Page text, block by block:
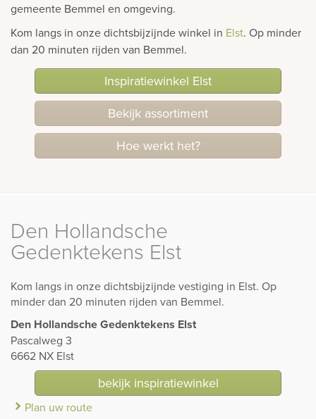
gemeente Bemmel en omgeving.
Kom langs in onze dichtsbijzijnde winkel in Elst. Op minder
dan 20 minuten rijden van Bemmel.
Inspiratiewinkel Elst
Bekijk assortiment
Hoe werkt het?
Den Hollandsche
Gedenktekens Elst
Kom langs in onze dichtsbijzijnde vestiging in Elst. Op
minder dan 20 minuten rijden van Bemmel.
Den Hollandsche Gedenktekens Elst
Pascalweg 3
6662 NX Elst
bekijk inspiratiewinkel
Plan uw route